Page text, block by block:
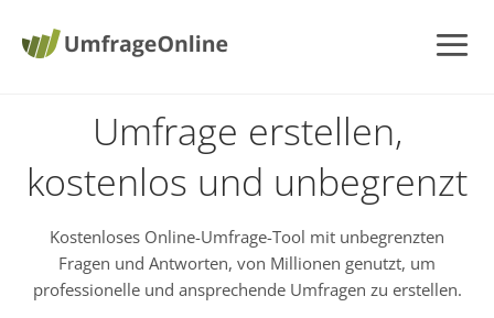
Umfrage erstellen,
kostenlos und unbegrenzt
Kostenloses Online-Umfrage-Tool mit unbegrenzten
Fragen und Antworten, von Millionen genutzt, um
professionelle und ansprechende Umfragen zu erstellen.